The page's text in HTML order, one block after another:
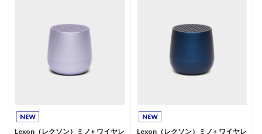
Lexon（レクソン）ミノ+ ワイヤレ Lexon（レクソン）ミノ+ ワイヤレ